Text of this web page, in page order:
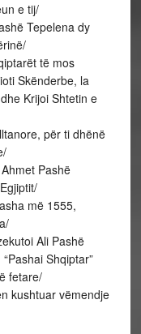
e tij/
Tepelena dy
të mos
Skënderbe, la
Krijoi Shtetin e
për ti dhënë
Pashë
më 1555,
Ali Pashë
Shqiptar”
fetare/
kushtuar vëmendje